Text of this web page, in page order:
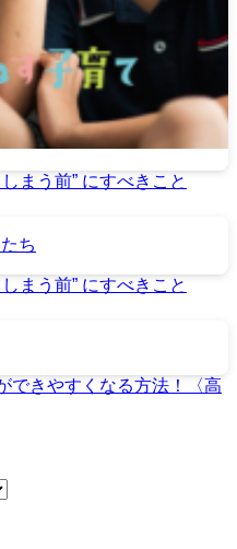
まう前” にすべきこと
まう前” にすべきこと
できやすくなる方法！〈高